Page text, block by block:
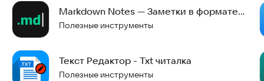
Markdown Notes — Заметки в формате
.md
Полезные инструменты
Текст Редактор - Txt читалка
Полезные инструменты